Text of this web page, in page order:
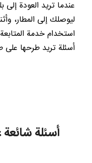
عندما تريد العودة
ليوصلك إلى المطار،
استخدام خدمة
أسئلة تريد طرحها على
أسئلة